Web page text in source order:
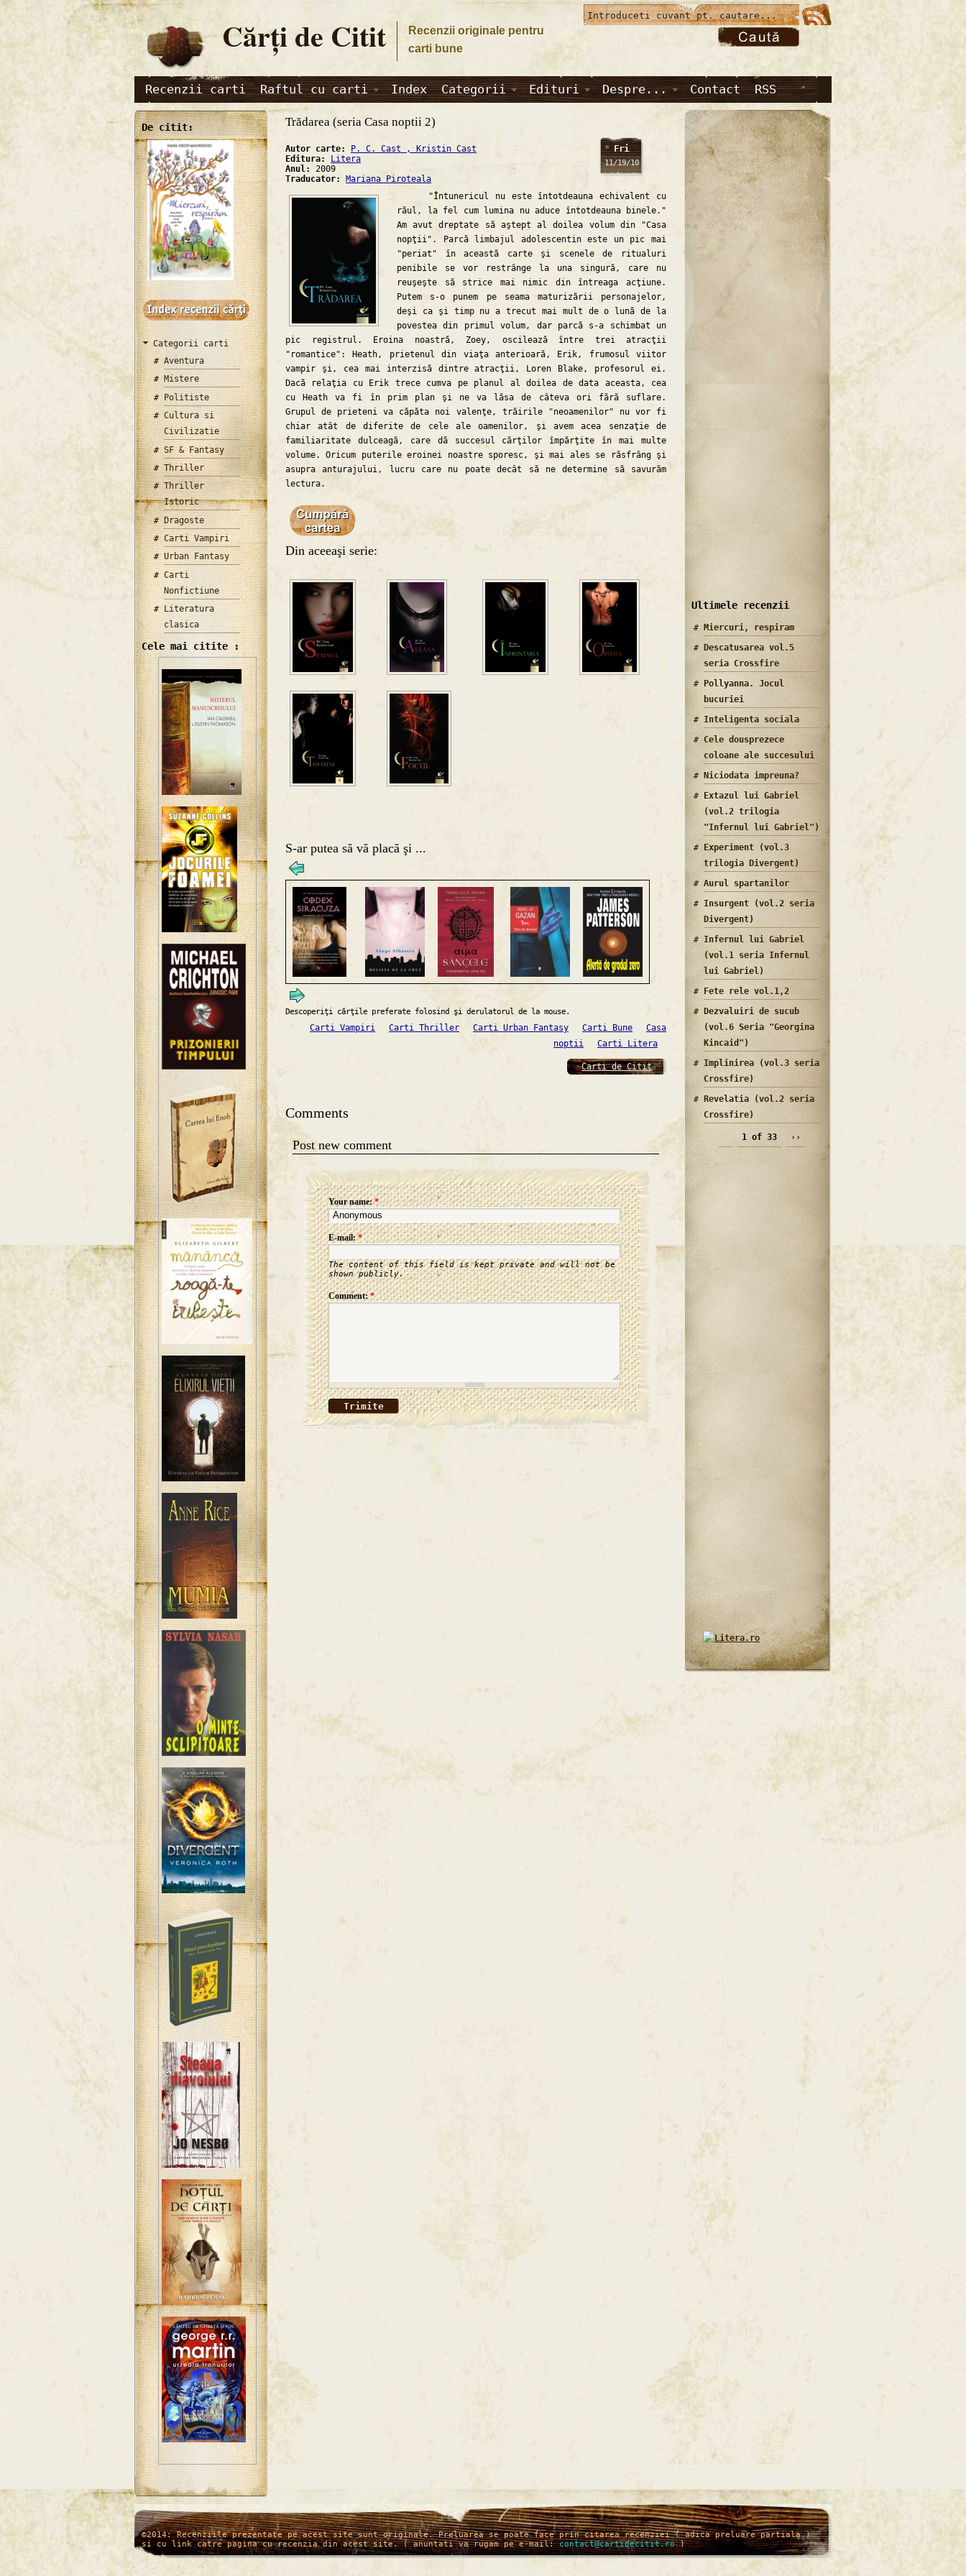
Cărţi de Citit
Recenzii originale pentru
carti bune
Recenzii carti Raftul cu carti Index Categorii Edituri Despre... Contact RSS
De citit:
Categorii carti
Aventura
Mistere
Politiste
Cultura si
Civilizatie
SF & Fantasy
Thriller
Thriller
Istoric
Dragoste
Carti Vampiri
Urban Fantasy
Carti
Nonfictiune
Literatura
clasica
Cele mai citite :
Trădarea (seria Casa noptii 2)
Fri
11/19/10
Autor carte:
P. C. Cast , Kristin Cast
Editura:
Litera
Anul: 2009
Traducator: Mariana Piroteala
"Întunericul nu este întotdeauna echivalent cu
răul, la fel cum lumina nu aduce întotdeauna binele."
Am avut dreptate să aştept al doilea volum din "Casa
nopţii". Parcă limbajul adolescentin este un pic mai
"periat" în această carte şi scenele de ritualuri
penibile se vor restrânge la una singură, care nu
reuşeşte să strice mai nimic din întreaga acţiune.
Putem s-o punem pe seama maturizării personajelor,
deşi ca şi timp nu a trecut mai mult de o lună de la
povestea din primul volum, dar parcă s-a schimbat un
pic registrul. Eroina noastră, Zoey, oscilează între trei atracţii
"romantice": Heath, prietenul din viaţa anterioară, Erik, frumosul viitor
vampir şi, cea mai interzisă dintre atracţii, Loren Blake, profesorul ei.
Dacă relaţia cu Erik trece cumva pe planul al doilea de data aceasta, cea
cu Heath va fi în prim plan şi ne va lăsa de câteva ori fără suflare.
Grupul de prieteni va căpăta noi valenţe, trăirile "neoamenilor" nu vor fi
chiar atât de diferite de cele ale oamenilor, şi avem acea senzaţie de
familiaritate dulceagă, care dă succesul cărţilor împărţite în mai multe
volume. Oricum puterile eroinei noastre sporesc, şi mai ales se răsfrâng şi
asupra anturajului, lucru care nu poate decât să ne determine să savurăm
lectura.
Din aceeaşi serie:
S-ar putea să vă placă şi ...
Descoperiţi cărţile preferate folosind şi derulatorul de la mouse.
Carti Vampiri Carti Thriller Carti Urban Fantasy Carti Bune
Casa
noptii
Carti Litera
Carti de Citit
Comments
Post new comment
Your name:*
E-mail:*
The content of this field is kept private and will not be
shown publicly.
Comment:*
Ultimele recenzii
Miercuri, respiram
Descatusarea vol.5
seria Crossfire
Pollyanna. Jocul
bucuriei
Inteligenta sociala
Cele dousprezece
coloane ale succesului
Niciodata impreuna?
Extazul lui Gabriel
(vol.2 trilogia
"Infernul lui Gabriel")
Experiment (vol.3
trilogia Divergent)
Aurul spartanilor
Insurgent (vol.2 seria
Divergent)
Infernul lui Gabriel
(vol.1 seria Infernul
lui Gabriel)
Fete rele vol.1,2
Dezvaluiri de sucub
(vol.6 Seria "Georgina
Kincaid")
Implinirea (vol.3 seria
Crossfire)
Revelatia (vol.2 seria
Crossfire)
1 of 33 ››
/* */
©2014: Recenziile prezentate pe acest site sunt originale. Preluarea se poate face prin citarea recenziei ( adica preluare partiala )
si cu link catre pagina cu recenzia din acest site. ( anuntati va rugam pe e-mail:contact@cartidecitit.ro)